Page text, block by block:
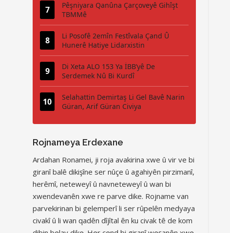
Pêşniyara Qanûna Çarçoveyê Gihîşt
TBMMê
Li Posofê 2emîn Festîvala Çand Û
Hunerê Hatiye Lidarxistin
Di Xeta ALO 153 Ya İBB’yê De
Serdemek Nû Bi Kurdî
Selahattin Demirtaş Li Gel Bavê Narin
Güran, Arif Güran Civiya
Rojnameya Erdexane
Ardahan Ronamei, ji roja avakirina xwe û vir ve bi
giranî balê dikişîne ser nûçe û agahiyên pirzimanî,
herêmî, neteweyî û navneteweyî û wan bi
xwendevanên xwe re parve dike. Rojname van
parvekirinan bi gelemperî li ser rûpelên medyaya
civakî û li wan qadên dîjîtal ên ku civak tê de kom